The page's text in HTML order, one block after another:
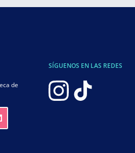
de
SÍGUENOS EN LAS REDES